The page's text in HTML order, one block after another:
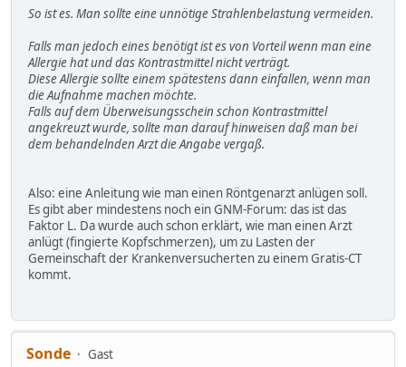
So ist es. Man sollte eine unnötige Strahlenbelastung vermeiden.
Falls man jedoch eines benötigt ist es von Vorteil wenn man eine
Allergie hat und das Kontrastmittel nicht verträgt.
Diese Allergie sollte einem spätestens dann einfallen, wenn man
die Aufnahme machen möchte.
Falls auf dem Überweisungsschein schon Kontrastmittel
angekreuzt wurde, sollte man darauf hinweisen daß man bei
dem behandelnden Arzt die Angabe vergaß.
Also: eine Anleitung wie man einen Röntgenarzt anlügen soll.
Es gibt aber mindestens noch ein GNM-Forum: das ist das
Faktor L. Da wurde auch schon erklärt, wie man einen Arzt
anlügt (fingierte Kopfschmerzen), um zu Lasten der
Gemeinschaft der Krankenversucherten zu einem Gratis-CT
kommt.
Sonde
Gast